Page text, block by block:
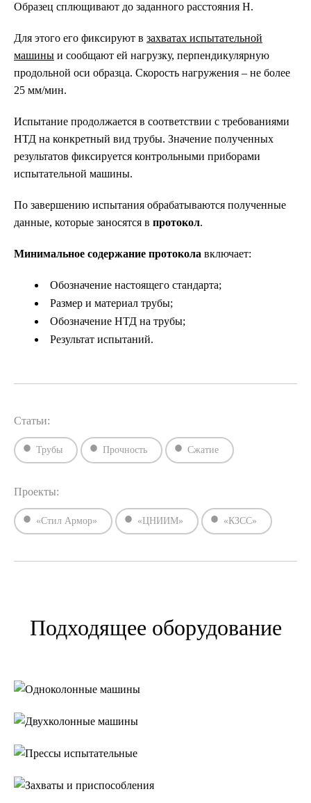
Статьи:
Трубы Прочность Сжатие
Проекты:
«Стил Армор» «ЦНИИМ» «КЗСС»
Образец сплющивают до заданного расстояния H.
Для этого его фиксируют в захватах испытательной
машины и сообщают ей нагрузку, перпендикулярную
продольной оси образца. Скорость нагружения – не более
25 мм/мин.
Испытание продолжается в соответствии с требованиями
НТД на конкретный вид трубы. Значение полученных
результатов фиксируется контрольными приборами
испытательной машины.
По завершению испытания обрабатываются полученные
данные, которые заносятся в протокол.
Минимальное содержание протокола включает:
Обозначение настоящего стандарта;
Размер и материал трубы;
Обозначение НТД на трубы;
Результат испытаний.
Подходящее оборудование
машины
машины
испытательные